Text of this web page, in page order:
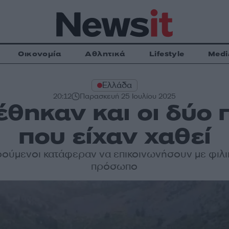
Οικονομία Αθλητικά Lifestyle
Ελλάδα
20:12 Παρασκευή 25 Ιουλίου 2025
και οι δύο
που είχαν χαθεί
κατάφεραν να επικοινωνήσουν με
πρόσωπο